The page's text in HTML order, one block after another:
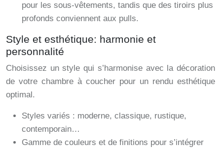
pour les sous-vêtements, tandis que des tiroirs plus
profonds conviennent aux pulls.
Style et esthétique: harmonie et
personnalité
Choisissez un style qui s’harmonise avec la décoration
de votre chambre à coucher pour un rendu esthétique
optimal.
Styles variés : moderne, classique, rustique,
contemporain…
Gamme de couleurs et de finitions pour s’intégrer